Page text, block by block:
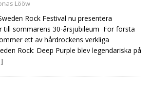
Lööw
Rock Festival nu presentera
till sommarens 30-årsjubileum För första
ett av hårdrockens verkliga
Rock: Deep Purple blev legendariska på